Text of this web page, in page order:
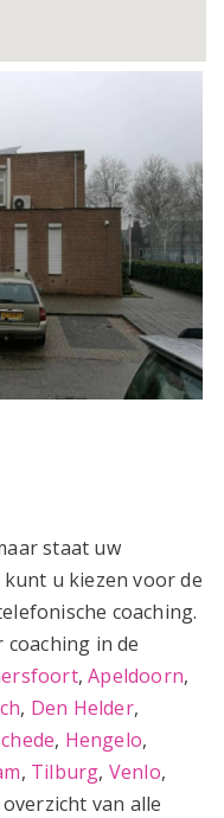
staat uw
u kiezen voor de
coaching.
in de
,Apeldoorn,
, Den Helder,
, Hengelo,
, Tilburg, Venlo,
van alle